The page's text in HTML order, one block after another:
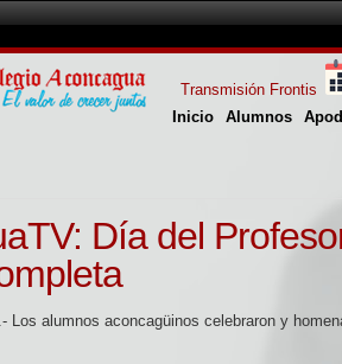
Inicio Alumnos
Transmisión Frontis
Día del
Los alumnos aconcagüinos celebraron y